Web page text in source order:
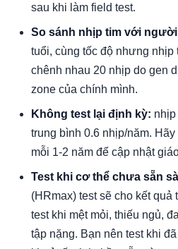
sau khi làm field test.
So sánh nhịp tim với
tuổi, cùng tốc độ nhưng nhịp
chênh nhau 20 nhịp do gen
zone của chính mình.
Không test lại định kỳ:
trung bình 0.6 nhịp/năm.
mỗi 1-2 năm để cập nhật
Test khi cơ thể chưa sẵn
(HRmax) test sẽ cho kết
test khi mệt mỏi, thiếu ngủ,
tập nặng. Bạn nên test khi